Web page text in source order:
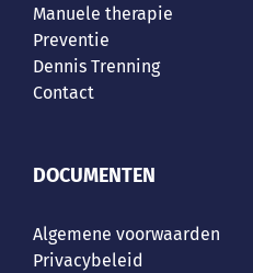
Manuele therapie
Preventie
Dennis Trenning
Contact
DOCUMENTEN
Algemene voorwaarden
Privacybeleid